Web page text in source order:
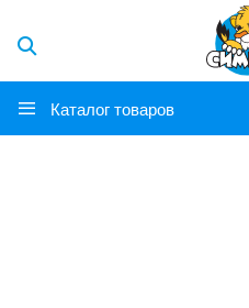
Каталог товаров